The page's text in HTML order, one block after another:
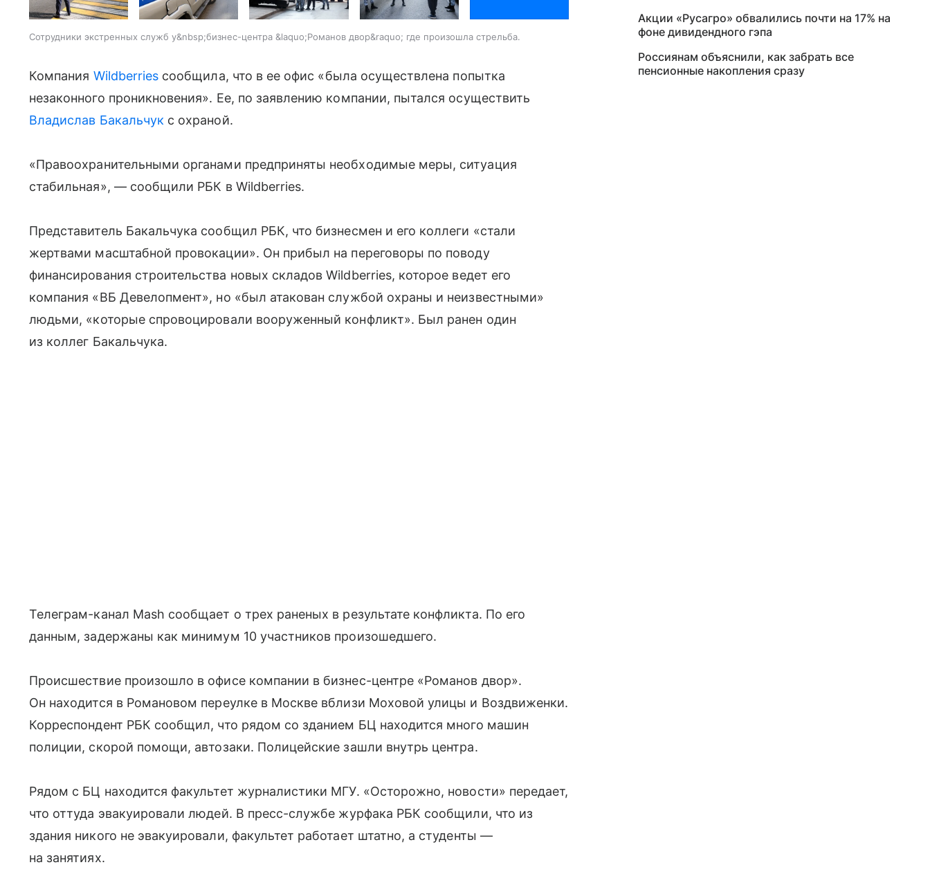
Сотрудники экстренных служб у&nbsp;бизнес-центра &laquo;Романов двор&raquo; где произошла стрельба.
Компания Wildberries сообщила, что в ее офис «была осуществлена попытка
незаконного проникновения». Ее, по заявлению компании, пытался осуществить
Владислав Бакальчук с охраной.
«Правоохранительными органами предприняты необходимые меры, ситуация
стабильная», — сообщили РБК в Wildberries.
Представитель Бакальчука сообщил РБК, что бизнесмен и его коллеги «стали
жертвами масштабной провокации». Он прибыл на переговоры по поводу
финансирования строительства новых складов Wildberries, которое ведет его
компания «ВБ Девелопмент», но «был атакован службой охраны и неизвестными»
людьми, «которые спровоцировали вооруженный конфликт». Был ранен один
из коллег Бакальчука.
Телеграм-канал Mash сообщает о трех раненых в результате конфликта. По его
данным, задержаны как минимум 10 участников произошедшего.
Происшествие произошло в офисе компании в бизнес-центре «Романов двор».
Он находится в Романовом переулке в Москве вблизи Моховой улицы и Воздвиженки.
Корреспондент РБК сообщил, что рядом со зданием БЦ находится много машин
полиции, скорой помощи, автозаки. Полицейские зашли внутрь центра.
Рядом с БЦ находится факультет журналистики МГУ. «Осторожно, новости» передает,
что оттуда эвакуировали людей. В пресс-службе журфака РБК сообщили, что из
здания никого не эвакуировали, факультет работает штатно, а студенты —
на занятиях.
Акции «Русагро» обвалились почти на 17% на
фоне дивидендного гэпа
Россиянам объяснили, как забрать все
пенсионные накопления сразу